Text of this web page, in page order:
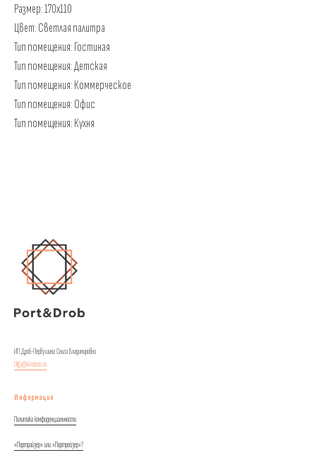
Размер: 170х110
Цвет: Светлая палитра
Тип помещения: Гостиная
Тип помещения: Детская
Тип помещения: Коммерческое
Тип помещения: Офис
Тип помещения: Кухня
ИП Дроб-Первушина Ольга Владимировна
Olga@4rooms.ru
Информация
Политика конфиденциальности
«Портрайзер» или «Портрейзер»?